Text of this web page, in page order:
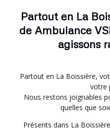
Partout en La
de Ambulance
agissons
Partout en La Boissière,
votre
Nous restons joignables
quelles que
Présents dans La